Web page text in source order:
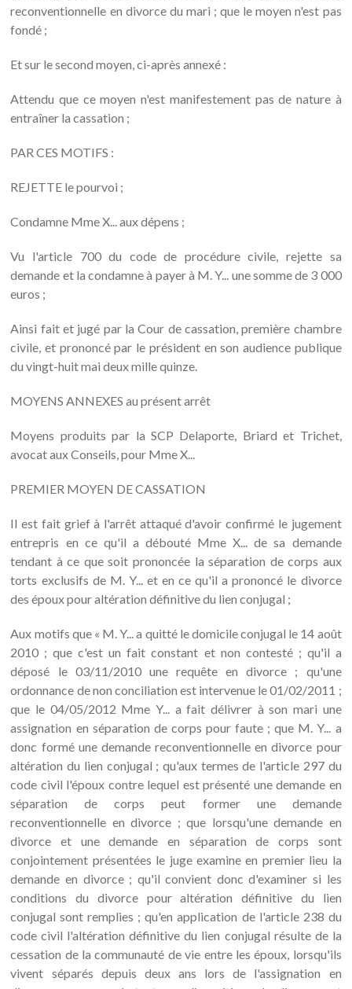
reconventionnelle en divorce du mari ; que le moyen n'est pas
fondé ;
Et sur le second moyen, ci-après annexé :
Attendu que ce moyen n'est manifestement pas de nature à
entraîner la cassation ;
PAR CES MOTIFS :
REJETTE le pourvoi ;
Condamne Mme X... aux dépens ;
Vu l'article 700 du code de procédure civile, rejette sa
demande et la condamne à payer à M. Y... une somme de 3 000
euros ;
Ainsi fait et jugé par la Cour de cassation, première chambre
civile, et prononcé par le président en son audience publique
du vingt-huit mai deux mille quinze.
MOYENS ANNEXES au présent arrêt
Moyens produits par la SCP Delaporte, Briard et Trichet,
avocat aux Conseils, pour Mme X...
PREMIER MOYEN DE CASSATION
Il est fait grief à l'arrêt attaqué d'avoir confirmé le jugement
entrepris en ce qu'il a débouté Mme X... de sa demande
tendant à ce que soit prononcée la séparation de corps aux
torts exclusifs de M. Y... et en ce qu'il a prononcé le divorce
des époux pour altération définitive du lien conjugal ;
Aux motifs que « M. Y... a quitté le domicile conjugal le 14 août
2010 ; que c'est un fait constant et non contesté ; qu'il a
déposé le 03/11/2010 une requête en divorce ; qu'une
ordonnance de non conciliation est intervenue le 01/02/2011 ;
que le 04/05/2012 Mme Y... a fait délivrer à son mari une
assignation en séparation de corps pour faute ; que M. Y... a
donc formé une demande reconventionnelle en divorce pour
altération du lien conjugal ; qu'aux termes de l'article 297 du
code civil l'époux contre lequel est présenté une demande en
séparation de corps peut former une demande
reconventionnelle en divorce ; que lorsqu'une demande en
divorce et une demande en séparation de corps sont
conjointement présentées le juge examine en premier lieu la
demande en divorce ; qu'il convient donc d'examiner si les
conditions du divorce pour altération définitive du lien
conjugal sont remplies ; qu'en application de l'article 238 du
code civil l'altération définitive du lien conjugal résulte de la
cessation de la communauté de vie entre les époux, lorsqu'ils
vivent séparés depuis deux ans lors de l'assignation en